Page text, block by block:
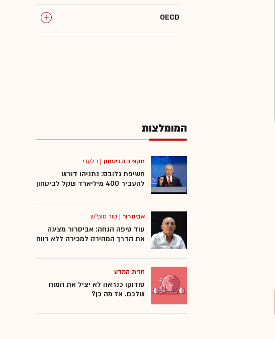
OECD
המומלצות
תקציב הביטחון |בלעדי
חשיפת גלובס: נתניהו דורש
להעביר 400 מיליארד שקל לביטחון
אביסרור| טור סופ"ש
עוד טיפה הנחה: אביסרור מציגה
את הדרך המהירה למכירה ללא רווח
חזית המדע
סודוקו כנראה לא יציל את המוח
שלכם. אז מה כן?